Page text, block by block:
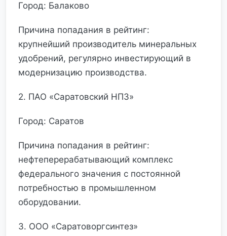
Город: Балаково
Причина попадания в рейтинг:
крупнейший производитель минеральных
удобрений, регулярно инвестирующий в
модернизацию производства.
2. ПАО «Саратовский НПЗ»
Город: Саратов
Причина попадания в рейтинг:
нефтеперерабатывающий комплекс
федерального значения с постоянной
потребностью в промышленном
оборудовании.
3. ООО «Саратоворгсинтез»